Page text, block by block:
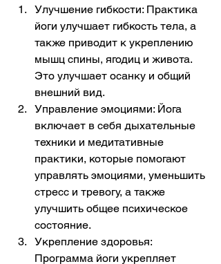
Улучшение гибкости: Практика
йоги улучшает гибкость тела, а
также приводит к укреплению
мышц спины, ягодиц и живота.
Это улучшает осанку и общий
внешний вид.
Управление эмоциями: Йога
включает в себя дыхательные
техники и медитативные
практики, которые помогают
управлять эмоциями, уменьшить
стресс и тревогу, а также
улучшить общее психическое
состояние.
Укрепление здоровья:
Программа йоги укрепляет